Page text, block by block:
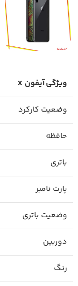
ویژگیآیفون X
وضعیت کارکرد
حافظه
باتری
پارت نامبر
وضعیت باتری
دوربین
رنگ